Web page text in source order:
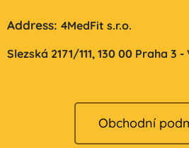
Address: 4MedFit s.r.o.
Slezská 2171/111, 130 00 Praha 3
Obchodní